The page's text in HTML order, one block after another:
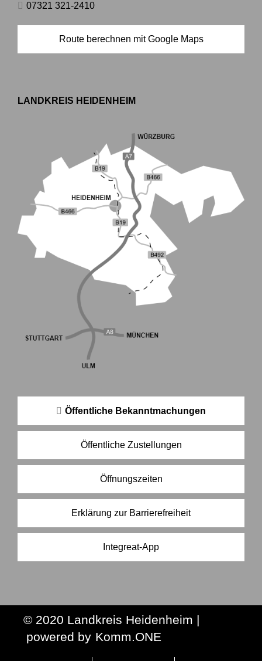
07321 321-2410
Route berechnen mit Google Maps
LANDKREIS HEIDENHEIM
Öffentliche Bekanntmachungen
Öffentliche Zustellungen
Öffnungszeiten
Erklärung zur Barrierefreiheit
Integreat-App
© 2020 Landkreis Heidenheim |
powered by Komm.ONE